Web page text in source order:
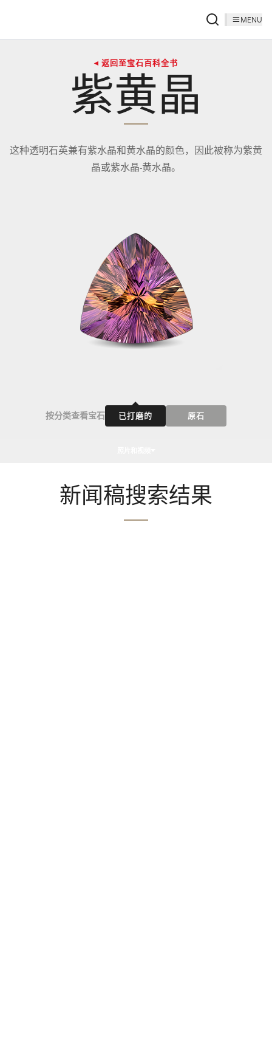
MENU
◂ 返回至宝石百科全书
紫黄晶
这种透​​明石英兼有紫水晶和黄水晶的颜色，因此被称为紫黄
晶或紫水晶-黄水晶。
按分类查看宝石 已打磨的 原石
新闻稿搜索结果